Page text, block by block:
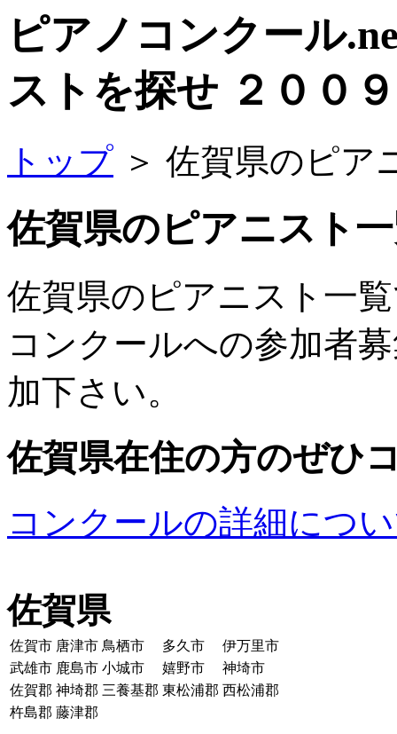
ピアノコンクール
ストを探せ ２００９
トップ ＞ 佐賀県のピア
佐賀県のピアニスト
佐賀県のピアニスト一
コンクールへの参加者
加下さい。
佐賀県在住の方のぜひ
コンクールの詳細につ
佐賀県
佐賀市 唐津市 鳥栖市 多久市
伊万里市
武雄市 鹿島市 小城市 嬉野市
神埼市
佐賀郡 神埼郡 三養基郡 東松浦郡 西松浦郡
杵島郡 藤津郡